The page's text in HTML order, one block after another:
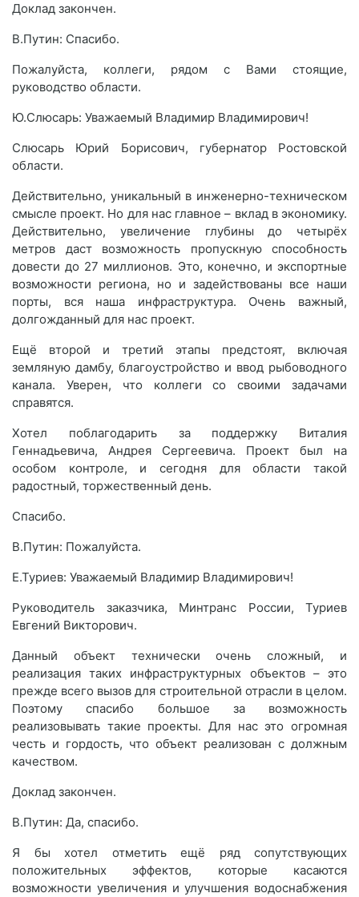
Доклад закончен.
В.Путин: Спасибо.
Пожалуйста, коллеги, рядом с Вами стоящие,
руководство области.
Ю.Слюсарь: Уважаемый Владимир Владимирович!
Слюсарь Юрий Борисович, губернатор Ростовской
области.
Действительно, уникальный в инженерно-техническом
смысле проект. Но для нас главное – вклад в экономику.
Действительно, увеличение глубины до четырёх
метров даст возможность пропускную способность
довести до 27 миллионов. Это, конечно, и экспортные
возможности региона, но и задействованы все наши
порты, вся наша инфраструктура. Очень важный,
долгожданный для нас проект.
Ещё второй и третий этапы предстоят, включая
земляную дамбу, благоустройство и ввод рыбоводного
канала. Уверен, что коллеги со своими задачами
справятся.
Хотел поблагодарить за поддержку Виталия
Геннадьевича, Андрея Сергеевича. Проект был на
особом контроле, и сегодня для области такой
радостный, торжественный день.
Спасибо.
В.Путин: Пожалуйста.
Е.Туриев: Уважаемый Владимир Владимирович!
Руководитель заказчика, Минтранс России, Туриев
Евгений Викторович.
Данный объект технически очень сложный, и
реализация таких инфраструктурных объектов – это
прежде всего вызов для строительной отрасли в целом.
Поэтому спасибо большое за возможность
реализовывать такие проекты. Для нас это огромная
честь и гордость, что объект реализован с должным
качеством.
Доклад закончен.
В.Путин: Да, спасибо.
Я бы хотел отметить ещё ряд сопутствующих
положительных эффектов, которые касаются
возможности увеличения и улучшения водоснабжения